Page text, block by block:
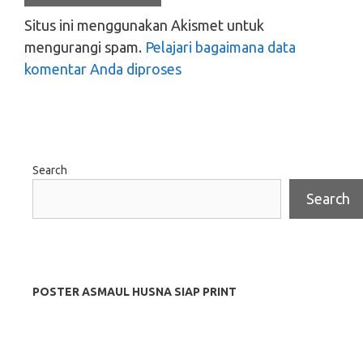
Situs ini menggunakan Akismet untuk
mengurangi spam. Pelajari bagaimana data
komentar Anda diproses
Search
Search
POSTER ASMAUL HUSNA SIAP PRINT